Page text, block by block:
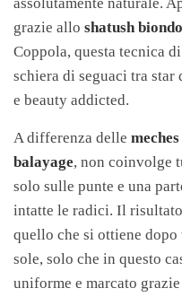
assolutamente naturale.
grazie allo shatush biondo
Coppola, questa tecnica
schiera di seguaci tra
e beauty addicted.
A differenza delle
balayage, non coinvolge
solo sulle punte e una
intatte le radici. Il
quello che si ottiene
sole, solo che in questo
uniforme e marcato